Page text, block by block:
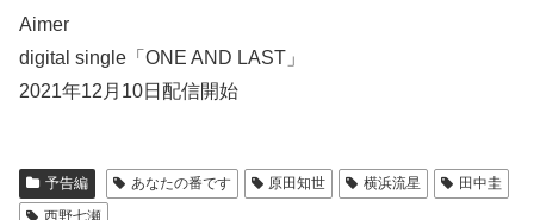
Aimer
digital single「ONE AND LAST」
2021年12月10日配信開始
予告編 あなたの番です 原田知世 横浜流星
田中圭
西野七瀬